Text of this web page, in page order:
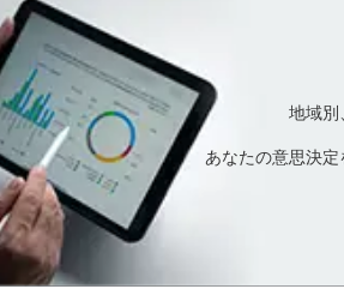
地域別
あなたの意思決